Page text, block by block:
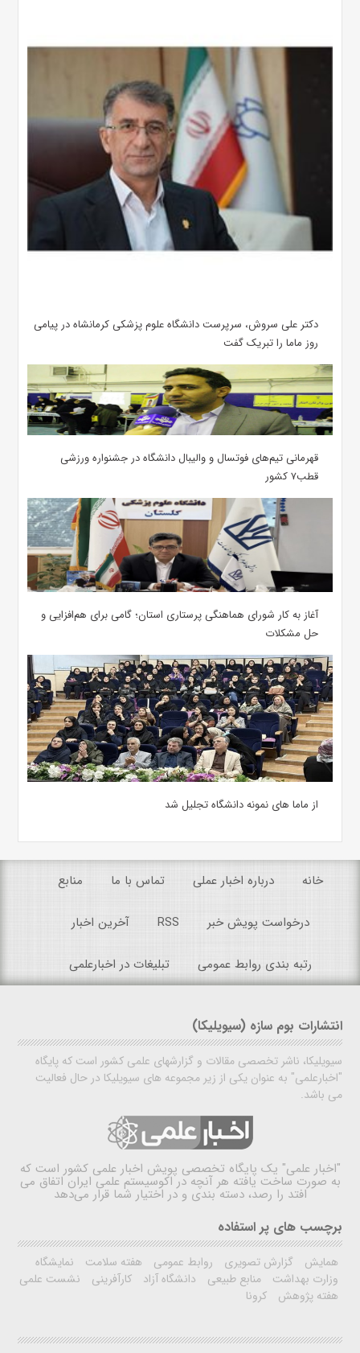
دکتر علی سروش، سرپرست دانشگاه علوم پزشکی کرمانشاه در پیامی
روز ماما را تبریک گفت
قهرمانی تیم‌های فوتسال و والیبال دانشگاه در جشنواره ورزشی
قطب۷ کشور
آغاز به کار شورای هماهنگی پرستاری استان؛ گامی برای هم‌افزایی و
حل مشکلات
از ماما های نمونه دانشگاه تجلیل شد
خانه درباره اخبار عملی تماس با ما منابع
درخواست پویش خبر RSS آخرین اخبار
رتبه بندی روابط عمومی تبلیغات در اخبارعلمی
انتشارات بوم سازه (سیویلیکا)
سیویلیکا، ناشر تخصصی مقالات و گزارشهای علمی کشور است که پایگاه
"اخبارعلمی" به عنوان یکی از زیر مجموعه های سیویلیکا در حال فعالیت
می باشد.
"اخبار علمی" یک پایگاه تخصصی پویش اخبار علمی کشور است که
به صورت ساخت یافته هر آنچه در اکوسیستم علمی ایران اتفاق می
افتد را رصد، دسته بندی و در اختیار شما قرار می‌دهد
برچسب های پر استفاده
همایش گزارش تصویری روابط عمومی هفته سلامت
نمایشگاه
وزارت بهداشت
منابع طبیعی دانشگاه آزاد کارآفرینی
نشست علمی
هفته پژوهش
کرونا